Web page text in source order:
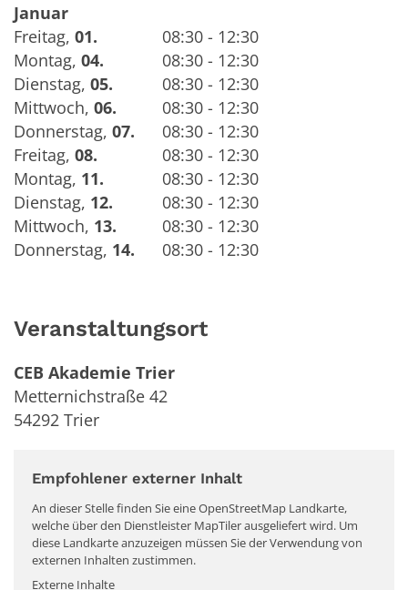
Januar
Freitag, 01.
08:30 - 12:30
Montag, 04.
08:30 - 12:30
Dienstag, 05.
08:30 - 12:30
Mittwoch, 06.
08:30 - 12:30
Donnerstag, 07.
08:30 - 12:30
Freitag, 08.
08:30 - 12:30
Montag, 11.
08:30 - 12:30
Dienstag, 12.
08:30 - 12:30
Mittwoch, 13.
08:30 - 12:30
Donnerstag, 14. 08:30 - 12:30
Veranstaltungsort
CEB Akademie Trier
Metternichstraße 42
54292 Trier
Empfohlener externer Inhalt
An dieser Stelle finden Sie eine OpenStreetMap Landkarte,
welche über den Dienstleister MapTiler ausgeliefert wird. Um
diese Landkarte anzuzeigen müssen Sie der Verwendung von
externen Inhalten zustimmen.
Externe Inhalte